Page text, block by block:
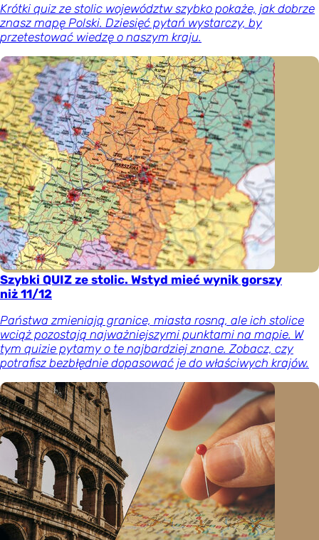
Krótki quiz ze stolic województw szybko pokaże, jak dobrze
znasz mapę Polski. Dziesięć pytań wystarczy, by
przetestować wiedzę o naszym kraju.
Szybki QUIZ ze stolic. Wstyd mieć wynik gorszy
niż 11/12
Państwa zmieniają granice, miasta rosną, ale ich stolice
wciąż pozostają najważniejszymi punktami na mapie. W
tym quizie pytamy o te najbardziej znane. Zobacz, czy
potrafisz bezbłędnie dopasować je do właściwych krajów.